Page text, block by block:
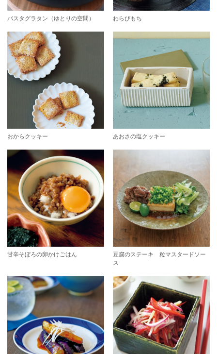
パスタグラタン（ゆとりの空間） わらびもち
おからクッキー あおさの塩クッキー
甘辛そぼろの卵かけごはん
豆腐のステーキ 粒マスタードソー
ス